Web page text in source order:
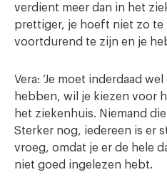
verdient meer dan in het
prettiger, je hoeft niet zo te
voortdurend te zijn en je
Vera: ‘Je moet inderdaad
hebben, wil je kiezen voor
het ziekenhuis. Niemand
Sterker nog, iedereen is er
vroeg, omdat je er de hele
niet goed ingelezen hebt.